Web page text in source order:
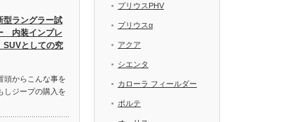
型ラングラー試
内装インプレ
としての究
頭からこんな事を
しジープの購入を
プリウスPHV
プリウスα
アクア
シエンタ
カローラ フィールダー
ポルテ